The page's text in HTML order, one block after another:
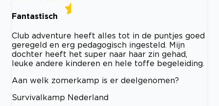
Fantastisch
Club adventure heeft alles tot in de puntjes goed
geregeld en erg pedagogisch ingesteld. Mijn
dochter heeft het super naar haar zin gehad,
leuke andere kinderen en hele toffe begeleiding.
Aan welk zomerkamp is er deelgenomen?
Survivalkamp Nederland